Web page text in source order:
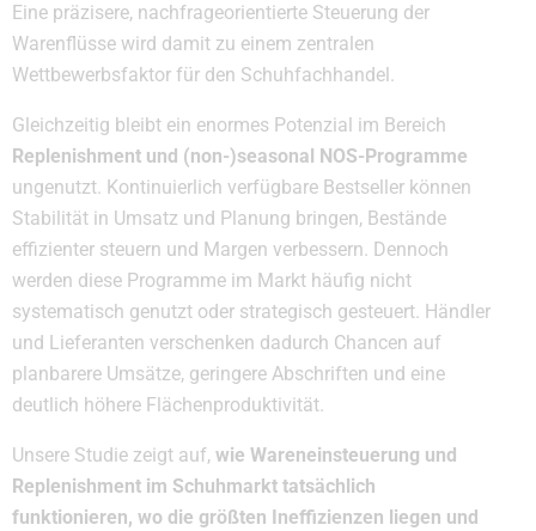
Eine präzisere, nachfrageorientierte Steuerung der
Warenflüsse wird damit zu einem zentralen
Wettbewerbsfaktor für den Schuhfachhandel.
Gleichzeitig bleibt ein enormes Potenzial im Bereich
Replenishment und (non-)seasonal NOS-Programme
ungenutzt. Kontinuierlich verfügbare Bestseller können
Stabilität in Umsatz und Planung bringen, Bestände
effizienter steuern und Margen verbessern. Dennoch
werden diese Programme im Markt häufig nicht
systematisch genutzt oder strategisch gesteuert. Händler
und Lieferanten verschenken dadurch Chancen auf
planbarere Umsätze, geringere Abschriften und eine
deutlich höhere Flächenproduktivität.
Unsere Studie zeigt auf, wie Wareneinsteuerung und
Replenishment im Schuhmarkt tatsächlich
funktionieren, wo die größten Ineffizienzen liegen und